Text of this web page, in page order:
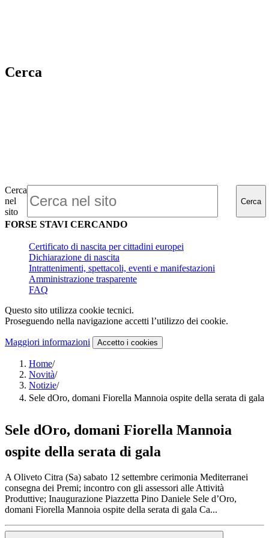
Cerca
Cerca
nel
sito
Cerca
FORSE STAVI CERCANDO
Certificato di nascita per cittadini europei
Dichiarazione di nascita
Intrattenimenti, spettacoli, eventi e manifestazioni
Amministrazione trasparente
FAQ
Questo sito utilizza cookie tecnici.
Proseguendo nella navigazione accetti l’utilizzo dei cookie.
Maggiori informazioni Accetto i cookies
Home/
Novità/
Notizie/
Sele dOro, domani Fiorella Mannoia ospite della serata di gala
Sele dOro, domani Fiorella Mannoia
ospite della serata di gala
A Oliveto Citra (Sa) sabato 12 settembre cerimonia Mediterranei
consegna dei Premi; incontro con gli assessori alle Attività
Produttive; Inaugurazione Piazzetta Pino Daniele Sele d’Oro,
domani Fiorella Mannoia ospite della serata di gala Ca...